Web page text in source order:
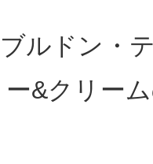
ルドン・
&クリー